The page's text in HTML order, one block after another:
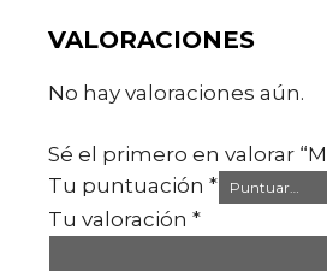
VALORACIONES
No hay valoraciones aún.
Sé el primero en valorar
Tu puntuación *
Tu valoración *